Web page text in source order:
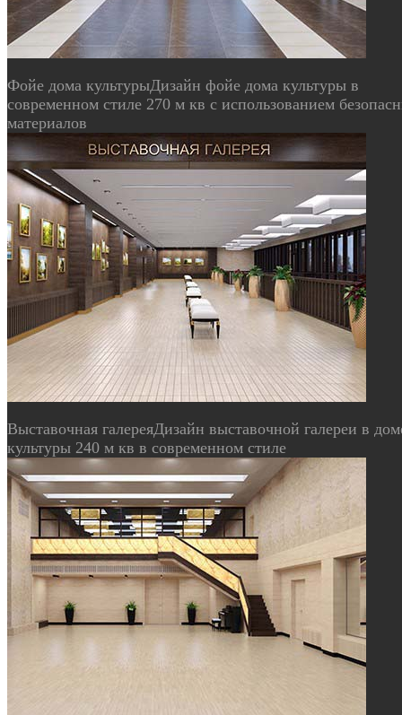
Фойе дома культурыДизайн фойе дома культуры в
современном стиле 270 м кв с использованием
материалов
Выставочная галереяДизайн выставочной галереи в
культуры 240 м кв в современном стиле